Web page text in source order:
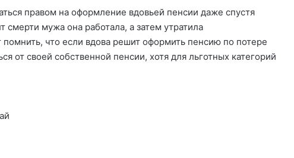
правом на оформление вдовьей пенсии даже спустя
мужа она работала, а затем утратила
помнить, что если вдова решит оформить пенсию по потере
от своей собственной пенсии, хотя для льготных категорий